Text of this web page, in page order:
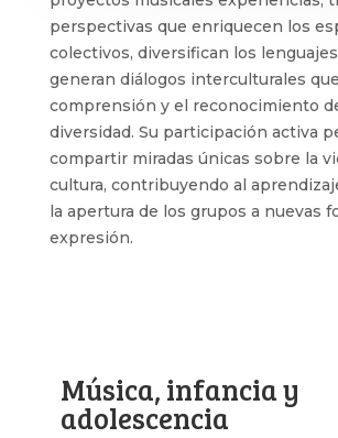
perspectivas que enriquecen los
colectivos, diversifican los
generan diálogos interculturales
comprensión y el reconocimiento
diversidad. Su participación activa
compartir miradas únicas sobre la
cultura, contribuyendo al
la apertura de los grupos a nuevas
expresión.
Música, infancia y
adolescencia